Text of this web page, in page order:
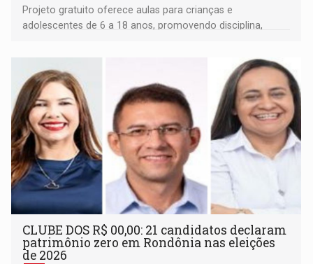
Projeto gratuito oferece aulas para crianças e
adolescentes de 6 a 18 anos, promovendo disciplina,
CLUBE DOS R$ 00,00: 21 candidatos declaram
patrimônio zero em Rondônia nas eleições
de 2026